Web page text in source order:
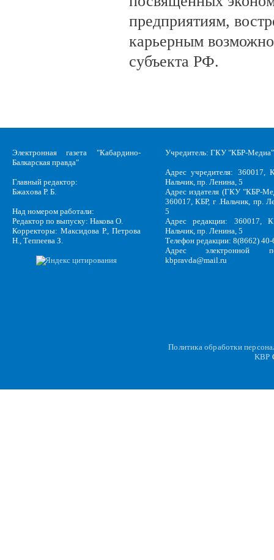
предприятиям,
карьерным
субъекта РФ.
Электронная газета "Кабардино-
Балкарская правда"
Главный редактор:
Бжахова Р. Б.
Над номером работали:
Редактор по выпуску: Накова О.
Корректоры: Максидова Р., Петрова
Н., Теппеева З.
Учредитель: ГКУ "КБР-Медиа"
Адрес учредителя: 360017,
Нальчик, пр. Ленина, 5
Адрес издателя (ГКУ "КБР-
360017, КБР, г .Нальчик, пр.
5
Адрес редакции: 360017,
Нальчик, пр. Ленина, 5
Телефон редакции: 8(8662)
Адрес электронной
kbpravda@mail.ru
Политика обработки
KBP